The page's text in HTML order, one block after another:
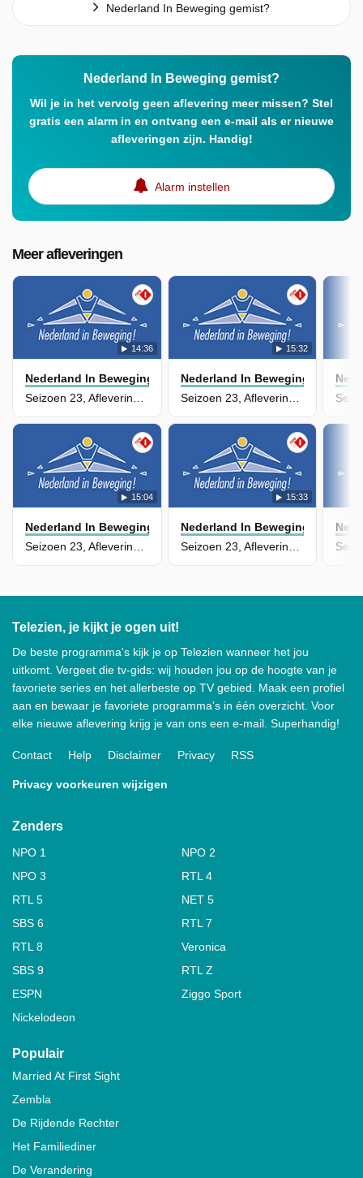
Nederland In Beweging gemist?
Nederland In Beweging gemist?
Wil je in het vervolg geen aflevering meer missen? Stel
gratis een alarm in en ontvang een e-mail als er nieuwe
afleveringen zijn. Handig!
Alarm instellen
Meer afleveringen
14:36
Nederland In Beweging
Seizoen 23, Aflevering 110
15:32
Nederland In Beweging
Seizoen 23, Aflevering 109
15:04
Nederland In Beweging
15:33
Nederland In Beweging
Telezien, je kijkt je ogen uit!
De beste programma's kijk je op Telezien wanneer het jou
uitkomt. Vergeet die tv-gids: wij houden jou op de hoogte van je
favoriete series en het allerbeste op TV gebied. Maak een profiel
aan en bewaar je favoriete programma's in één overzicht. Voor
elke nieuwe aflevering krijg je van ons een e-mail. Superhandig!
Contact Help Disclaimer Privacy RSS
Privacy voorkeuren wijzigen
Zenders
NPO 1
NPO 2
NPO 3
RTL 4
RTL 5
NET 5
SBS 6
RTL 7
RTL 8
Veronica
SBS 9
RTL Z
ESPN
Ziggo Sport
Nickelodeon
Populair
Married At First Sight
Zembla
De Rijdende Rechter
Het Familiediner
De Verandering